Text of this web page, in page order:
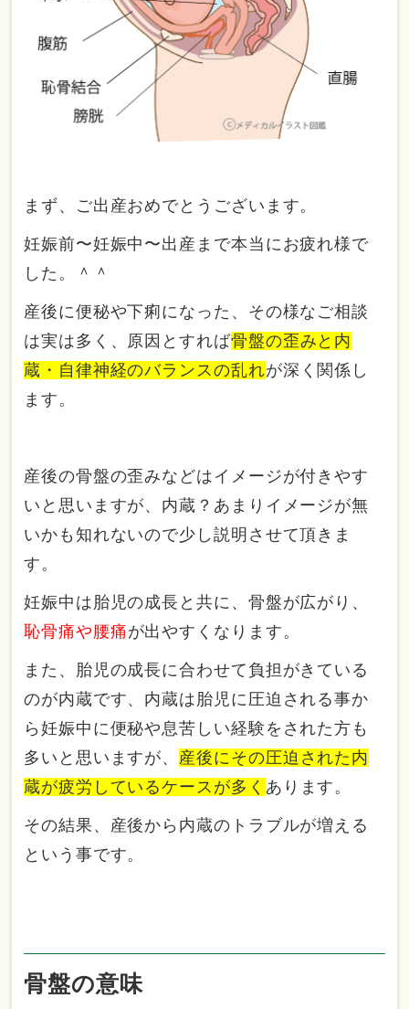
まず、ご出産おめでとうございます。
妊娠前〜妊娠中〜出産まで本当にお疲れ様で
した。＾＾
産後に便秘や下痢になった、その様なご相談
は実は多く、原因とすれば骨盤の歪みと内
蔵・自律神経のバランスの乱れが深く関係し
ます。
産後の骨盤の歪みなどはイメージが付きやす
いと思いますが、内蔵？あまりイメージが無
いかも知れないので少し説明させて頂きま
す。
妊娠中は胎児の成長と共に、骨盤が広がり、
恥骨痛や腰痛が出やすくなります。
また、胎児の成長に合わせて負担がきている
のが内蔵です、内蔵は胎児に圧迫される事か
ら妊娠中に便秘や息苦しい経験をされた方も
多いと思いますが、 産後にその圧迫された内
蔵が疲労しているケースが多く あります。
その結果、産後から内蔵のトラブルが増える
という事です。
骨盤の意味